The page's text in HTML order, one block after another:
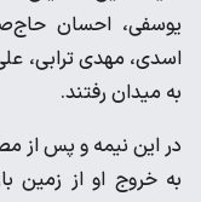
یوسفی، احسان
اسدی، مهدی ترابی،
به میدان رفتند.
در این نیمه و پس از
به خروج او از زمین